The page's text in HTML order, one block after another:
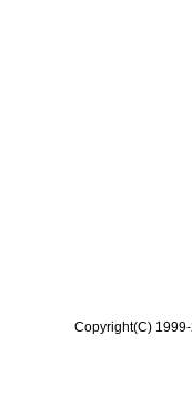
Copyright(C)